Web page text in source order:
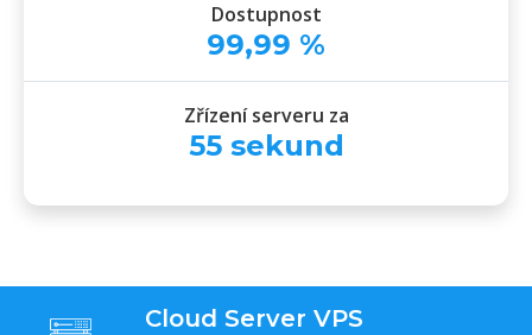
Dostupnost
99,99 %
Zřízení serveru za
55sekund
Cloud Server VPS